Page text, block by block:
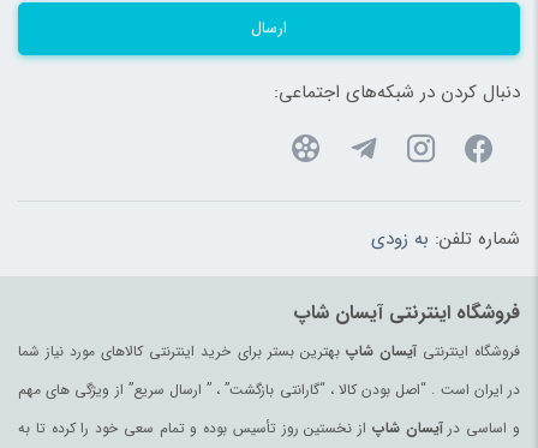
ارسال
دنبال کردن در شبکه‌های اجتماعی:
شماره تلفن: به زودی
فروشگاه اینترنتی آیسان شاپ
فروشگاه اینترنتیآیسان شاپبهترین بستر برای خرید اینترنتی کالاهای مورد نیاز شما
در ایران است . “اصل بودن کالا ، “گارانتی بازگشت” ، ” ارسال سریع” از ویژگی های مهم
و اساسی درآیسان شاپ از نخستین روز تأسیس بوده و تمام سعی خود را کرده تا به